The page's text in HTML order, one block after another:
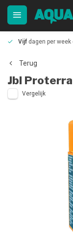
Vijf dagen per week
Terug
Jbl Proterra
Vergelijk